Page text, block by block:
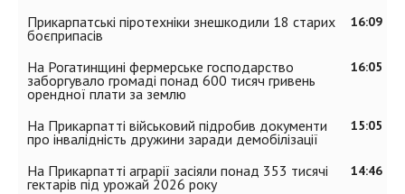
16:09
Прикарпатські піротехніки знешкодили 18 старих
боєприпасів
16:05
На Рогатинщині фермерське господарство
заборгувало громаді понад 600 тисяч гривень
орендної плати за землю
15:05
На Прикарпатті військовий підробив документи
про інвалідність дружини заради демобілізації
14:46
На Прикарпатті аграрії засіяли понад 353 тисячі
гектарів під урожай 2026 року